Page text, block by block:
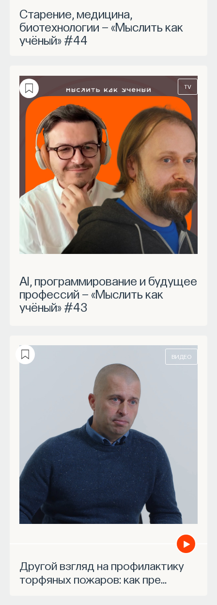
Старение, медицина,
биотехнологии — «Мыслить как
учёный» #44
TV
AI, программирование и будущее
профессий — «Мыслить как
учёный» #43
ВИДЕО
Другой взгляд на профилактику
торфяных пожаров: как пре…